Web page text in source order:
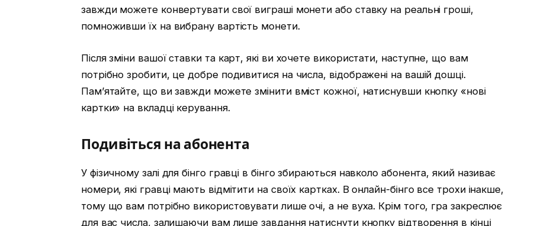
завжди можете конвертувати свої виграші монети або ставку на реальні гроші,
помноживши їх на вибрану вартість монети.
Після зміни вашої ставки та карт, які ви хочете використати, наступне, що вам
потрібно зробити, це добре подивитися на числа, відображені на вашій дошці.
Пам’ятайте, що ви завжди можете змінити вміст кожної, натиснувши кнопку «нові
картки» на вкладці керування.
Подивіться на абонента
У фізичному залі для бінго гравці в бінго збираються навколо абонента, який називає
номери, які гравці мають відмітити на своїх картках. В онлайн-бінго все трохи інакше,
тому що вам потрібно використовувати лише очі, а не вуха. Крім того, гра закреслює
для вас числа, залишаючи вам лише завдання натиснути кнопку відтворення в кінці